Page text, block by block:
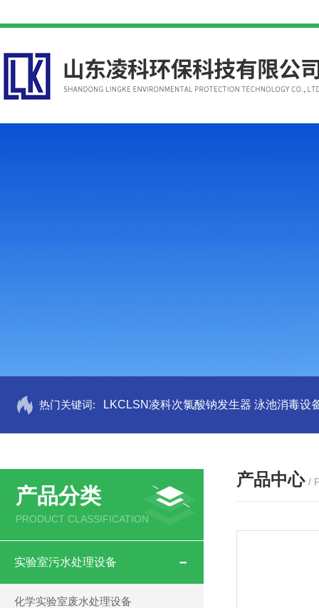
热门关键词: LKCLSN凌科次氯酸钠发生器 泳池消毒设
产品分类
PRODUCT CLASSIFICATION
实验室污水处理设备
化学实验室废水处理设备
产品中心 /